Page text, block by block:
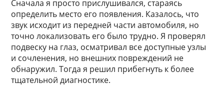
Сначала я просто прислушивался, стараясь
определить место его появления. Казалось, что
звук исходит из передней части автомобиля, но
точно локализовать его было трудно. Я проверял
подвеску на глаз, осматривал все доступные узлы
и сочленения, но внешних повреждений не
обнаружил. Тогда я решил прибегнуть к более
тщательной диагностике.